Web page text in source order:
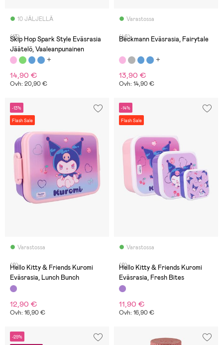
10 JÄLJELLÄ
(13)
Skip Hop Spark Style Eväsrasia
Jäätelö, Vaaleanpunainen
14,90 €
Ovh: 20,90 €
Varastossa
(46)
Beckmann Eväsrasia, Fairytale
13,90 €
Ovh: 14,90 €
-13%
Flash Sale
Varastossa
(0)
Hello Kitty & Friends Kuromi
Eväsrasia, Lunch Bunch
12,90 €
Ovh: 16,90 €
-14%
Flash Sale
Varastossa
(0)
Hello Kitty & Friends Kuromi
Eväsrasia, Fresh Bites
11,90 €
Ovh: 16,90 €
-29%